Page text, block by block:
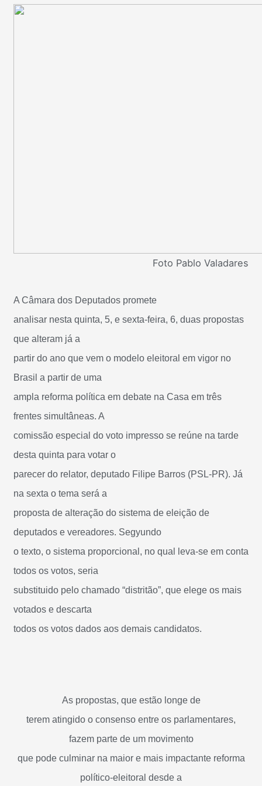
Foto Pablo Valadares
A Câmara dos Deputados promete
analisar nesta quinta, 5, e sexta-feira, 6, duas propostas
que alteram já a
partir do ano que vem o modelo eleitoral em vigor no
Brasil a partir de uma
ampla reforma política em debate na Casa em três
frentes simultâneas. A
comissão especial do voto impresso se reúne na tarde
desta quinta para votar o
parecer do relator, deputado Filipe Barros (PSL-PR). Já
na sexta o tema será a
proposta de alteração do sistema de eleição de
deputados e vereadores. Segyundo
o texto, o sistema proporcional, no qual leva-se em conta
todos os votos, seria
substituido pelo chamado “distritão”, que elege os mais
votados e descarta
todos os votos dados aos demais candidatos.
As propostas, que estão longe de
terem atingido o consenso entre os parlamentares,
fazem parte de um movimento
que pode culminar na maior e mais impactante reforma
político-eleitoral desde a